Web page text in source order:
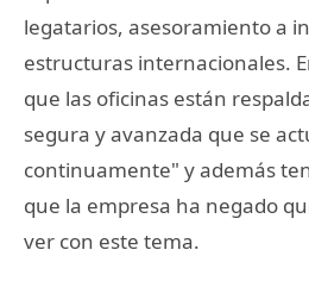
legatarios, asesoramiento a
estructuras internacionales.
que las oficinas están
segura y avanzada que se
continuamente" y además
que la empresa ha negado
ver con este tema.